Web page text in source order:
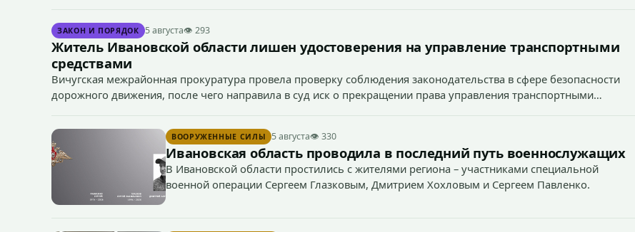
ЗАКОН И ПОРЯДОК 5 августа👁 293
Житель Ивановской области лишен удостоверения на управление транспортными
средствами
Вичугская межрайонная прокуратура провела проверку соблюдения законодательства в сфере безопасности
дорожного движения, после чего направила в суд иск о прекращении права управления транспортными
ВООРУЖЕННЫЕ СИЛЫ 5 августа👁 330
Ивановская область проводила в последний путь военнослужащих
В Ивановской области простились с жителями региона – участниками специальной
военной операции Сергеем Глазковым, Дмитрием Хохловым и Сергеем Павленко.